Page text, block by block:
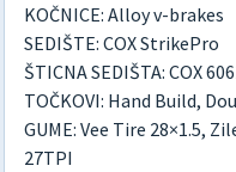
KOČNICE: Alloy v-brakes
SEDIŠTE: COX StrikePro
ŠTICNA SEDIŠTA: COX
TOČKOVI: Hand Build,
GUME: Vee Tire 28×1.5,
27TPI